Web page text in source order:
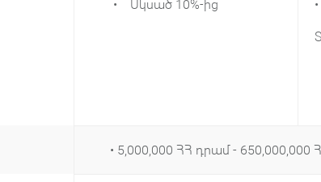
• Սկսած 10%-ից
• 5,000,000 ՀՀ դրամ - 650,000,000